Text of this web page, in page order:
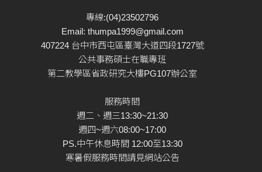
專線:(04)23502796
Email: thumpa1999@gmail.com
407224 台中市西屯區臺灣大道四段1727號
公共事務碩士在職專班
第二教學區省政研究大樓PG107辦公室
服務時間
週二、週三13:30~21:30
週四~週六08:00~17:00
PS.中午休息時間 12:00至13:30
寒暑假服務時間請見網站公告